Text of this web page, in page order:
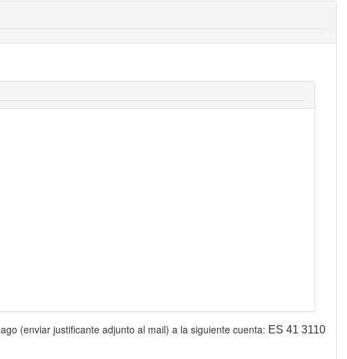
(enviar justificante adjunto al mail) a la siguiente cuenta: ES 41 3110